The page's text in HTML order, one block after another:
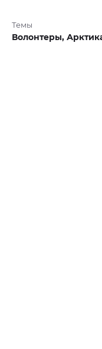
Темы
Волонтеры,